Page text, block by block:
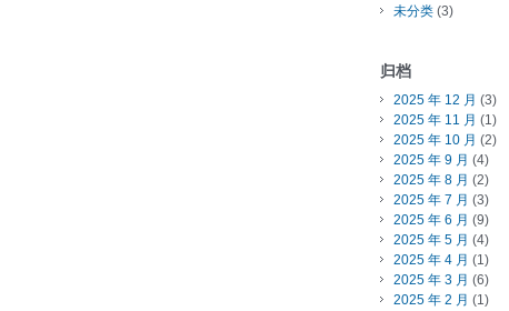
未分类 (3)
归档
2025 年 12 月 (3)
2025 年 11 月 (1)
2025 年 10 月 (2)
2025 年 9 月 (4)
2025 年 8 月 (2)
2025 年 7 月 (3)
2025 年 6 月 (9)
2025 年 5 月 (4)
2025 年 4 月 (1)
2025 年 3 月 (6)
2025 年 2 月 (1)